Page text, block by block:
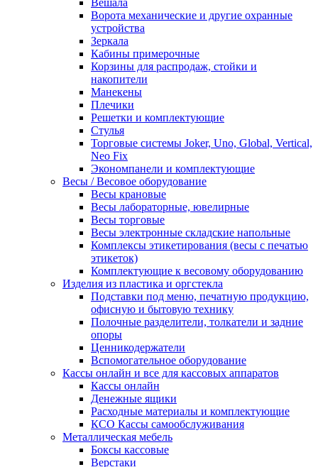
Вешала
Ворота механические и другие охранные
устройства
Зеркала
Кабины примерочные
Корзины для распродаж, стойки и
накопители
Манекены
Плечики
Решетки и комплектующие
Стулья
Торговые системы Joker, Uno, Global, Vertical,
Neo Fix
Экономпанели и комплектующие
Весы / Весовое оборудование
Весы крановые
Весы лабораторные, ювелирные
Весы торговые
Весы электронные складские напольные
Комплексы этикетирования (весы с печатью
этикеток)
Комплектующие к весовому оборудованию
Изделия из пластика и оргстекла
Подставки под меню, печатную продукцию,
офисную и бытовую технику
Полочные разделители, толкатели и задние
опоры
Ценникодержатели
Вспомогательное оборудование
Кассы онлайн и все для кассовых аппаратов
Кассы онлайн
Денежные ящики
Расходные материалы и комплектующие
КСО Кассы самообслуживания
Металлическая мебель
Боксы кассовые
Верстаки